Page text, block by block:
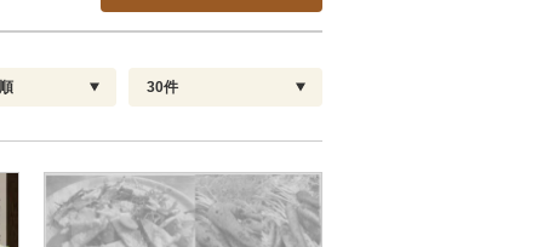
配送指定 解除
お届け日時指定可
お届け時間帯指定可
発送される月指定可
数順
順
30件
60
90
120